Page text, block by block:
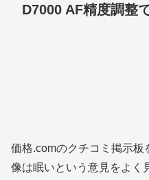
D7000 AF精度調整
価格.comのクチコミ掲示
像は眠いという意見をよく